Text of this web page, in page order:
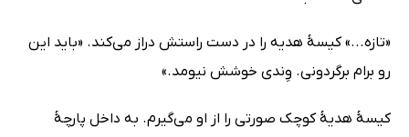
«تازه...» کیسۀ هدیه را در دست راستش دراز می‌کند. «باید این
رو برام برگردونی. وِندی خوشش نیومد.»
کیسۀ هدیۀ کوچک صورتی را از او می‌گیرم. به داخل پارچۀ